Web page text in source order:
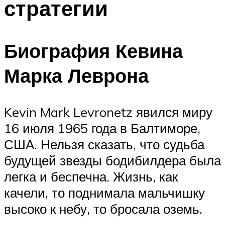
стратегии
Биография Кевина
Марка Леврона
Kevin Mark Levronetz явился миру
16 июля 1965 года в Балтиморе,
США. Нельзя сказать, что судьба
будущей звезды бодибилдера была
легка и беспечна. Жизнь, как
качели, то поднимала мальчишку
высоко к небу, то бросала оземь.